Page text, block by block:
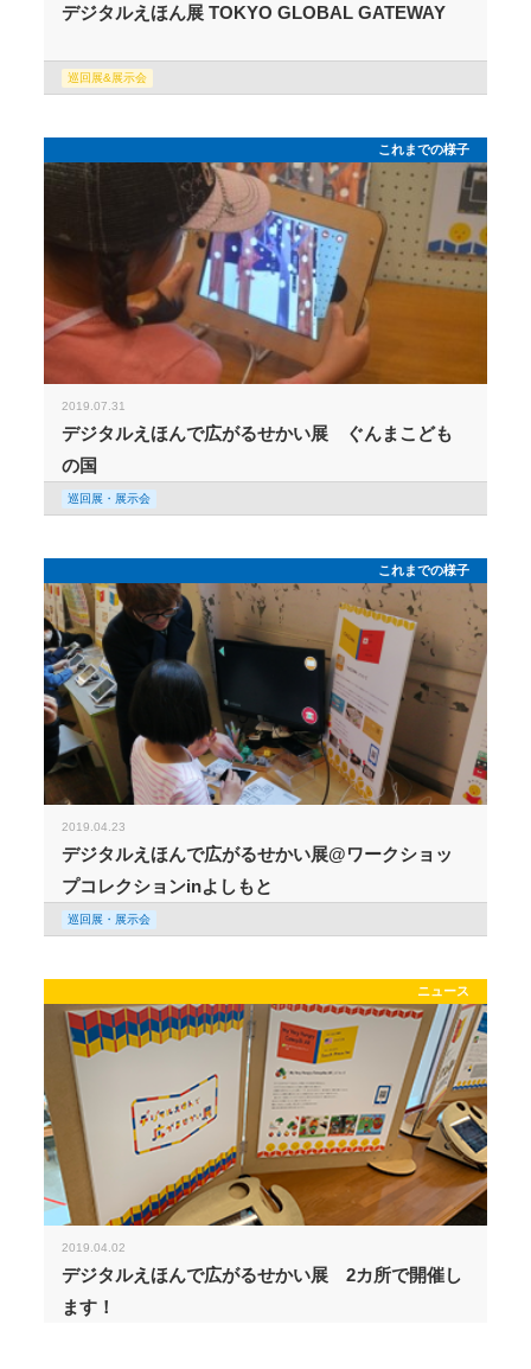
デジタルえほん展 TOKYO GLOBAL GATEWAY
巡回展&展示会
これまでの様子
2019.07.31
デジタルえほんで広がるせかい展 ぐんまこども
の国
巡回展・展示会
これまでの様子
2019.04.23
デジタルえほんで広がるせかい展@ワークショッ
プコレクションinよしもと
巡回展・展示会
ニュース
2019.04.02
デジタルえほんで広がるせかい展 2カ所で開催し
ます！